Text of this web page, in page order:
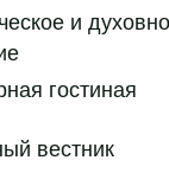
и
гостиная
вестник